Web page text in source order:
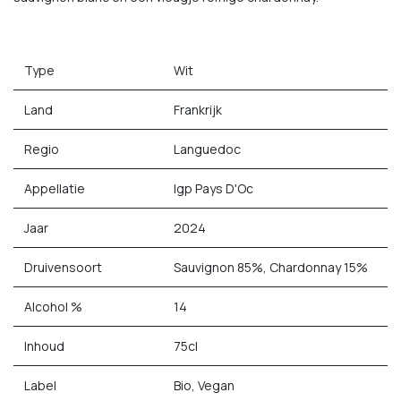
Type Wit
Land Frankrijk
Regio Languedoc
Appellatie Igp Pays D'Oc
Jaar 2024
Druivensoort Sauvignon 85%, Chardonnay 15%
Alcohol % 14
Inhoud 75cl
Label Bio, Vegan